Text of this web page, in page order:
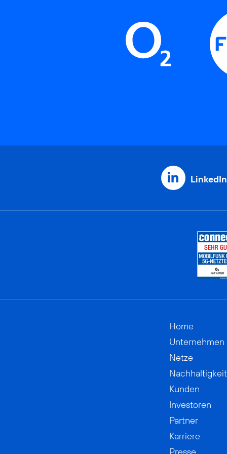
LinkedIn
Home
Unternehmen
Netze
Nachhaltigkeit
Kunden
Investoren
Partner
Karriere
Presse